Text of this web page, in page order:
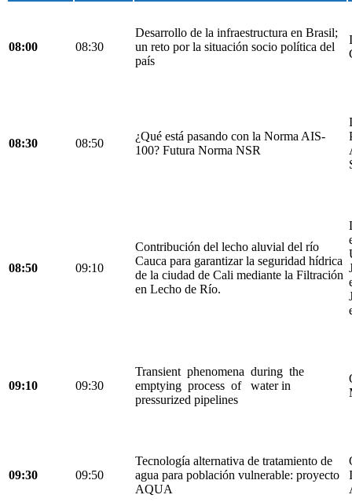
08:00 08:30
Desarrollo de la infraestructura en Brasil;
un reto por la situación socio política del
país
08:30 08:50
¿Qué está pasando con la Norma AIS-
100? Futura Norma NSR
08:50 09:10
Contribución del lecho aluvial del río
Cauca para garantizar la seguridad hídrica
de la ciudad de Cali mediante la Filtración
en Lecho de Río.
09:10 09:30
Transient phenomena during the
emptying process of water in
pressurized pipelines
09:30 09:50
Tecnología alternativa de tratamiento de
agua para población vulnerable: proyecto
AQUA